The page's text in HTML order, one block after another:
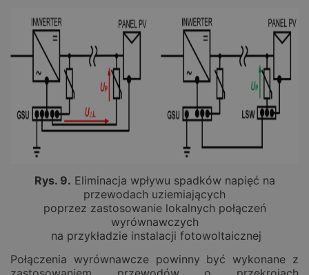
Rys. 9. Eliminacja wpływu spadków napięć na
przewodach uziemiających
poprzez zastosowanie lokalnych połączeń
wyrównawczych
na przykładzie instalacji fotowoltaicznej
Połączenia wyrównawcze powinny być wykonane z